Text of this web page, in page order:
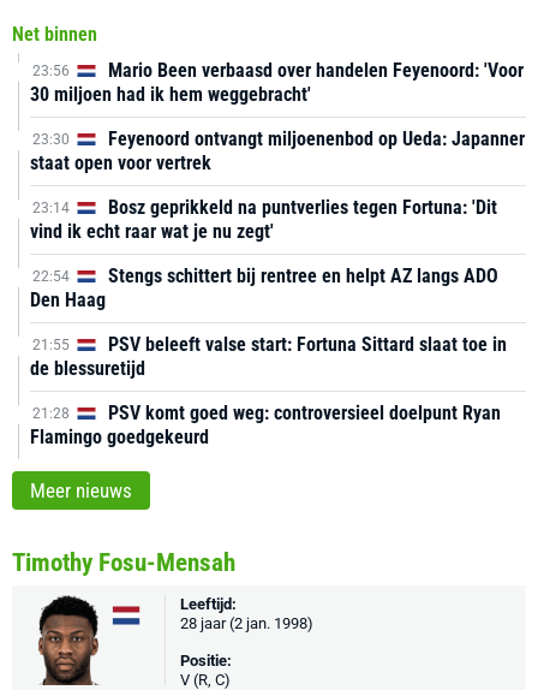
Net binnen
23:56
Mario Been verbaasd over handelen Feyenoord: 'Voor
30 miljoen had ik hem weggebracht'
23:30
Feyenoord ontvangt miljoenenbod op Ueda: Japanner
staat open voor vertrek
23:14
Bosz geprikkeld na puntverlies tegen Fortuna: 'Dit
vind ik echt raar wat je nu zegt'
22:54
Stengs schittert bij rentree en helpt AZ langs ADO
Den Haag
21:55
PSV beleeft valse start: Fortuna Sittard slaat toe in
de blessuretijd
21:28
PSV komt goed weg: controversieel doelpunt Ryan
Flamingo goedgekeurd
Meer nieuws
Timothy Fosu-Mensah
Leeftijd:
28 jaar (2 jan. 1998)
Positie:
V (R, C)